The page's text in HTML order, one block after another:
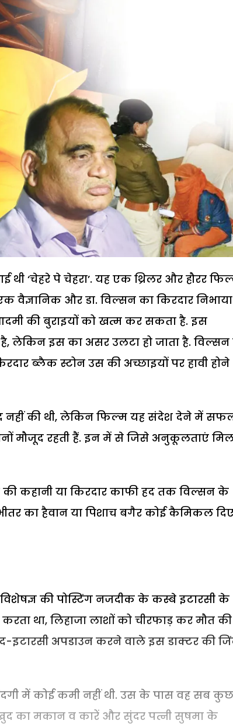
थी ‘चेहरे पे चेहरा’. यह एक थ्रिलर और हौरर
वैज्ञानिक और डा. विल्सन का किरदार निभाया
की बुराइयों को खत्म कर सकता है. इस
लेकिन इस का असर उलटा हो जाता है.
ब्लैक स्टोन उस की अच्छाइयों पर हावी होने
नहीं की थी, लेकिन फिल्म यह संदेश देने में
मौजूद रहती हैं. इन में से जिसे अनुकूलताएं
कहानी या किरदार काफी हद तक विल्सन के
का हैवान या पिशाच बगैर कोई कैमिकल दिए
की पोस्टिंग नजदीक के कस्बे इटारसी के
था, लिहाजा लाशों को चीरफाड़ कर मौत की
अपडाउन करने वाले इस डाक्टर की
में कोई कमी नहीं थी. उस के पास वह सब कुछ
का मकान व कारें और सुंदर पत्नी सुषमा के